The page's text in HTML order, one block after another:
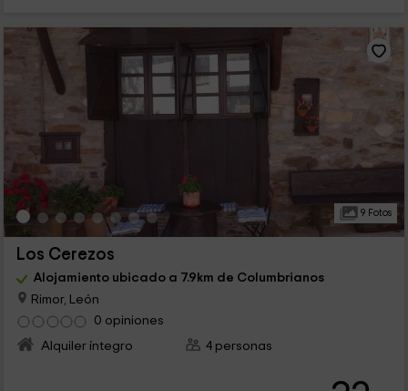
9 Fotos
Los Cerezos
Alojamiento ubicado a 7.9km de Columbrianos
Rimor, León
0 opiniones
Alquiler íntegro
4 personas